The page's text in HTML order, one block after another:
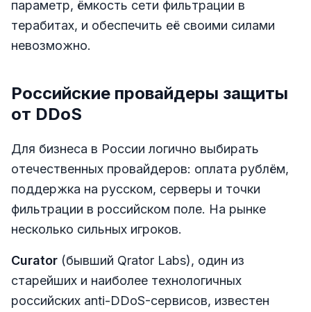
параметр, ёмкость сети фильтрации в
терабитах, и обеспечить её своими силами
невозможно.
Российские провайдеры защиты
от DDoS
Для бизнеса в России логично выбирать
отечественных провайдеров: оплата рублём,
поддержка на русском, серверы и точки
фильтрации в российском поле. На рынке
несколько сильных игроков.
Curator (бывший Qrator Labs), один из
старейших и наиболее технологичных
российских anti-DDoS-сервисов, известен